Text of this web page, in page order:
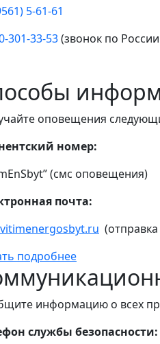
5-61-61
301-33-53(звонок по
оповещения
номер:
(смс оповещения)
почта:
подробнее
информацию о всех
службы безопасности: